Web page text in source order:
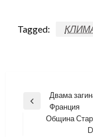
Tagged:
Навигация
Previous
Двама
Франция
Община